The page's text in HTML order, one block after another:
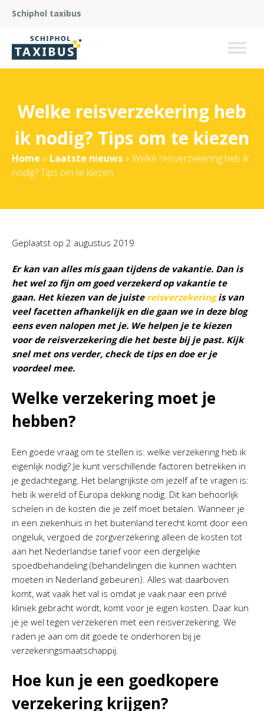
Schiphol taxibus
Welke reisverzekering heb
ik nodig? Tips om te kiezen
Home » Laatste nieuws » Welke reisverzekering heb ik
nodig? Tips om te kiezen
Geplaatst op 2 augustus 2019
Er kan van alles mis gaan tijdens de vakantie. Dan is
het wel zo fijn om goed verzekerd op vakantie te
gaan. Het kiezen van de juiste reisverzekeringis van
veel facetten afhankelijk en die gaan we in deze blog
eens even nalopen met je. We helpen je te kiezen
voor de reisverzekering die het beste bij je past. Kijk
snel met ons verder, check de tips en doe er je
voordeel mee.
Welke verzekering moet je
hebben?
Een goede vraag om te stellen is: welke verzekering heb ik
eigenlijk nodig? Je kunt verschillende factoren betrekken in
je gedachtegang. Het belangrijkste om jezelf af te vragen is:
heb ik wereld of Europa dekking nodig. Dit kan behoorlijk
schelen in de kosten die je zelf moet betalen. Wanneer je
in een ziekenhuis in het buitenland terecht komt door een
ongeluk, vergoed de zorgverzekering alleen de kosten tot
aan het Nederlandse tarief voor een dergelijke
spoedbehandeling (behandelingen die kunnen wachten
moeten in Nederland gebeuren). Alles wat daarboven
komt, wat vaak het val is omdat je vaak naar een privé
kliniek gebracht wordt, komt voor je eigen kosten. Daar kun
je je wel tegen verzekeren met een reisverzekering. We
raden je aan om dit goede te onderhoren bij je
verzekeringsmaatschappij.
Hoe kun je een goedkopere
verzekering krijgen?